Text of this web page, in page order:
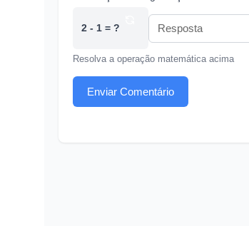
2 - 1 = ?
Resolva a operação matemática acima
Enviar Comentário